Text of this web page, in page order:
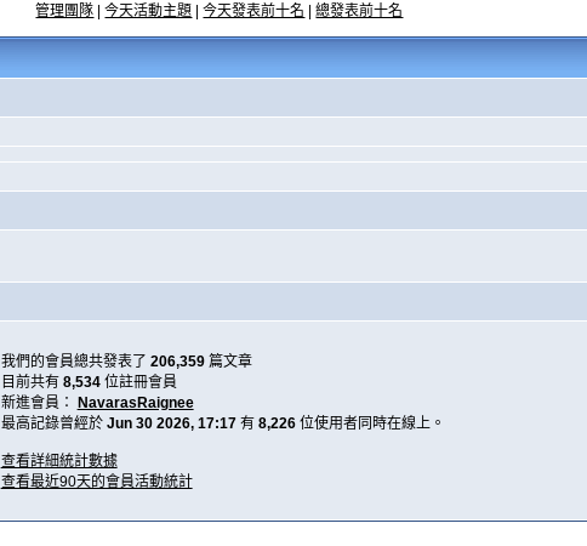
管理團隊 |今天活動主題 |今天發表前十名 |總發表前十名
我們的會員總共發表了 206,359篇文章
目前共有 8,534位註冊會員
新進會員： NavarasRaignee
最高記錄曾經於 Jun 30 2026, 17:17 有 8,226位使用者同時在線上。
查看詳細統計數據
查看最近90天的會員活動統計